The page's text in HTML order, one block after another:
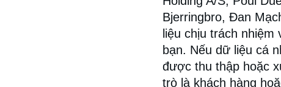
Bjerringbro, Đan
liệu chịu trách
bạn. Nếu dữ liệu cá
được thu thập hoặc
trò là khách hàng